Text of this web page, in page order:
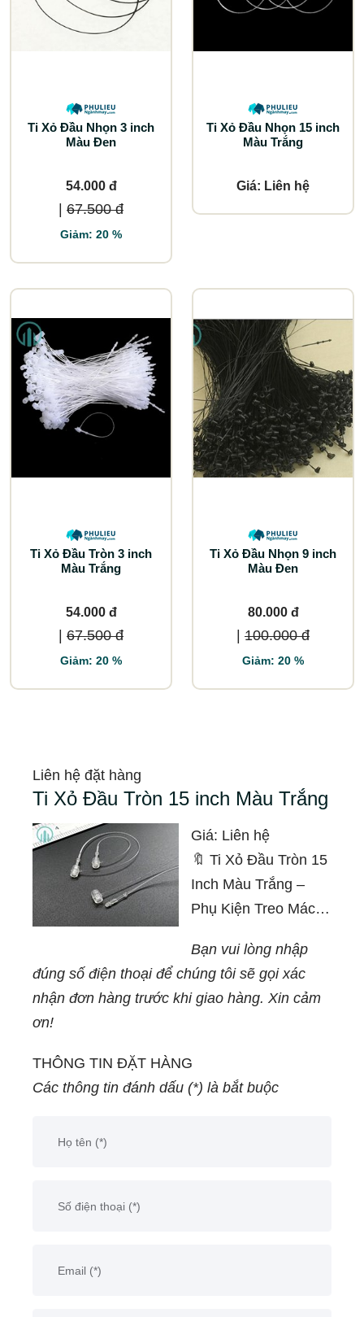
Ti Xỏ Đầu Nhọn 3 inch
Màu Đen
54.000 đ
67.500 đ
Giảm: 20 %
Ti Xỏ Đầu Nhọn 15 inch
Màu Trắng
Giá: Liên hệ
Ti Xỏ Đầu Tròn 3 inch
Màu Trắng
54.000 đ
67.500 đ
Giảm: 20 %
Ti Xỏ Đầu Nhọn 9 inch
Màu Đen
80.000 đ
100.000 đ
Giảm: 20 %
Liên hệ đặt hàng
Ti Xỏ Đầu Tròn 15 inch Màu Trắng
Giá: Liên hệ
🔖 Ti Xỏ Đầu Tròn 15
Inch Màu Trắng –
Phụ Kiện Treo Mác
Cho Sản Phẩm Lớn
Bạn đang tìm kiếm
giải pháp treo nhãn
như balo, túi xách, áo
Bạn vui lòng nhập
đúng số điện thoại để chúng tôi sẽ gọi xác
nhận đơn hàng trước khi giao hàng. Xin cảm
ơn!
THÔNG TIN ĐẶT HÀNG
Các thông tin đánh dấu (*) là bắt buộc